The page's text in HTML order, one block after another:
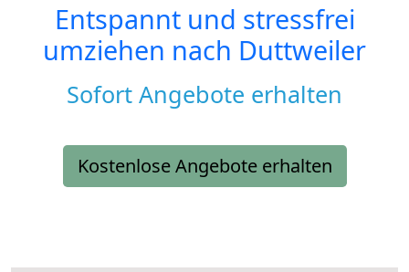
Entspannt und stressfrei
umziehen nach Duttweiler
Sofort Angebote erhalten
Kostenlose Angebote erhalten